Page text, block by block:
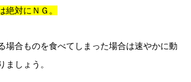
絶対にＮＧ。
場合ものを食べてしまった場合は速やかに動
ましょう。